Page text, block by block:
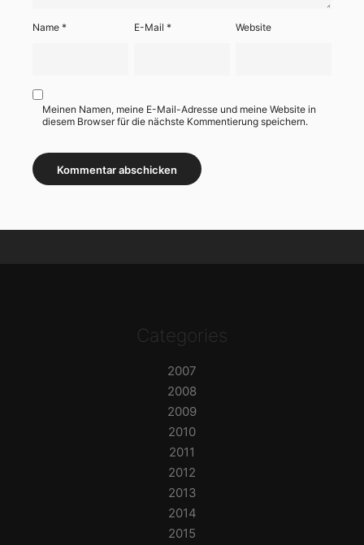
Name * E-Mail* Website
Meinen Namen, meine E-Mail-Adresse und meine Website in
diesem Browser für die nächste Kommentierung speichern.
Categories
2007
2008
2009
2010
2011
2012
2013
2014
2015